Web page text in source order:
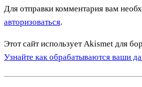
Для отправки комментария вам
авторизоваться.
Этот сайт использует Akismet для
Узнайте как обрабатываются ваши